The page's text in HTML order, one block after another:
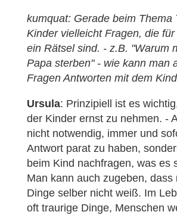
kumquat: Gerade beim Thema
Kinder vielleicht Fragen, die
ein Rätsel sind. - z.B. "Warum
Papa sterben" - wie kann man
Fragen Antworten mit dem
Ursula: Prinzipiell ist es
der Kinder ernst zu nehmen. -
nicht notwendig, immer und
Antwort parat zu haben,
beim Kind nachfragen, was es
Man kann auch zugeben, dass
Dinge selber nicht weiß. Im
oft traurige Dinge, Menschen